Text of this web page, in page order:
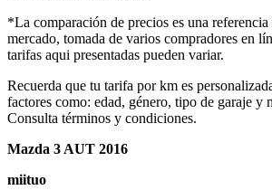
*La comparación de precios es una referencia
mercado, tomada de varios compradores en
tarifas aqui presentadas pueden variar.
Recuerda que tu tarifa por km es
factores como: edad, género, tipo de garaje y
Consulta términos y condiciones.
Mazda 3 AUT 2016
miituo